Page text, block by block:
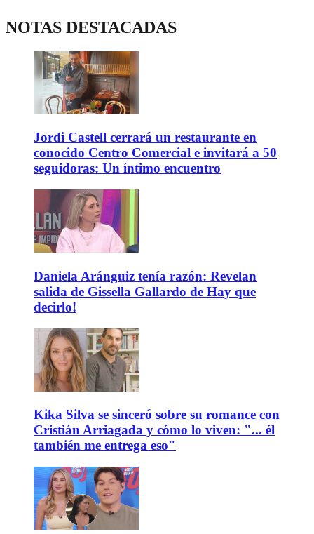
NOTAS DESTACADAS
Jordi Castell cerrará un restaurante en
conocido Centro Comercial e invitará a 50
seguidoras: Un íntimo encuentro
Daniela Aránguiz tenía razón: Revelan
salida de Gissella Gallardo de Hay que
decirlo!
Kika Silva se sinceró sobre su romance con
Cristián Arriagada y cómo lo viven: "... él
también me entrega eso"